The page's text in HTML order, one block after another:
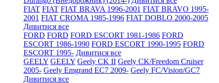
FIAT FIAT FIAT BRAVA 1996-2001 FIAT BRAVO 1995-
2001 FIAT CROMA 1985-1996 FIAT DOBLO 2000-2005
Дивитися все
FORD FORD FORD ESCORT 1981-1986 FORD
ESCORT 1986-1990 FORD ESCORT 1990-1995 FORD
ESCORT 1995- Дивитися все
GEELY GEELY Geely CK II Geely CK/Freedom Cruiser
2005- Geely Emgrand EC7 2009- Geely FC/Vision/GC7
Дивитися все